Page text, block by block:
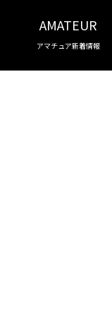
AMATEUR
アマチュア新着情報